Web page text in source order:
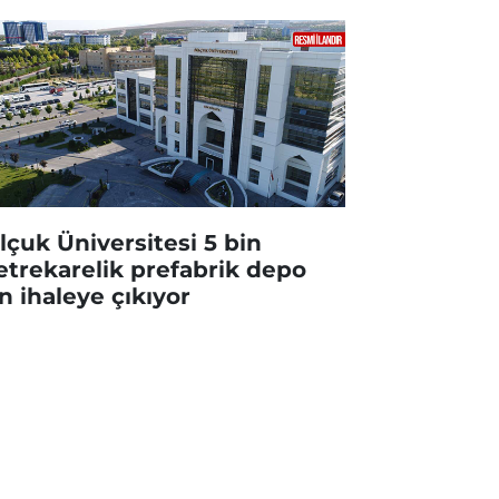
Üniversitesi 5 bin
prefabrik depo
ihaleye çıkıyor